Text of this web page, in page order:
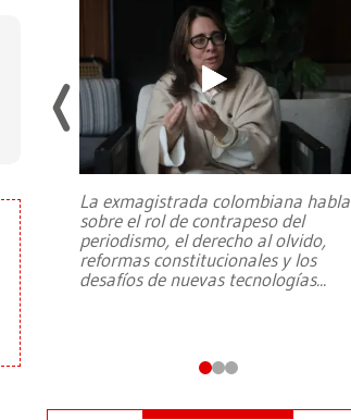
La exmagistrada colombiana habla
sobre el rol de contrapeso del
periodismo, el derecho al olvido,
reformas constitucionales y los
desafíos de nuevas tecnologías...